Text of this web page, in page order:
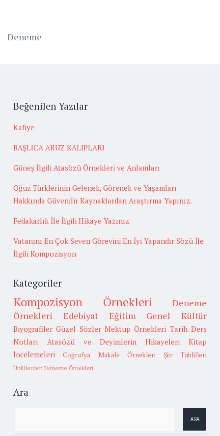
Deneme
Beğenilen Yazılar
Kafiye
BAŞLICA ARUZ KALIPLARI
Güneş İlgili Atasözü Örnekleri ve Anlamları
Oğuz Türklerinin Gelenek, Görenek ve Yaşamları
Hakkında Güvenilir Kaynaklardan Araştırma Yapınız.
Fedakarlık İle İlgili Hikaye Yazınız.
Vatanını En Çok Seven Görevini En İyi Yapandır Sözü İle
İlgili Kompozisyon
Kategoriler
Kompozisyon Örnekleri
Deneme
Örnekleri
Edebiyat Eğitim Genel Kültür
Biyografiler Güzel Sözler Mektup Örnekleri Tarih Ders
Notları
Atasözü ve Deyimlerin Hikayeleri
Kitap
İncelemeleri
Coğrafya Makale Örnekleri Şiir Tahlilleri
Ünlülerden Deneme Örnekleri
Ara